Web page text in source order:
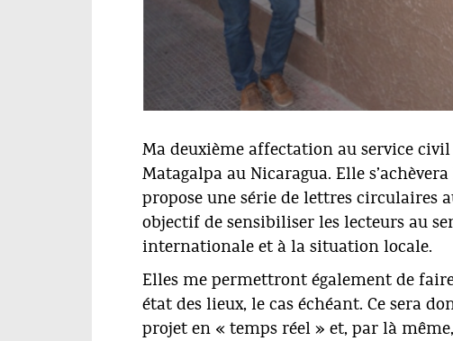
Ma deuxième affectation au service
Matagalpa au Nicaragua. Elle
propose une série de lettres circulaires
objectif de sensibiliser les lecteurs au
internationale et à la situation locale.
Elles me permettront également de
état des lieux, le cas échéant. Ce sera
projet en « temps réel » et, par là